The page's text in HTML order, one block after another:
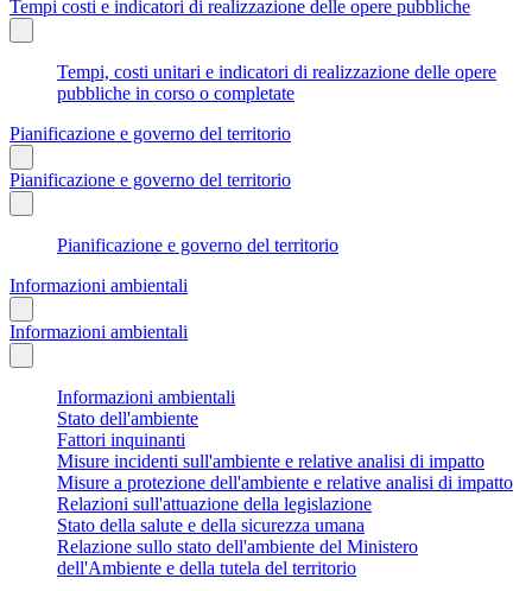
Tempi costi e indicatori di realizzazione delle opere pubbliche
Tempi, costi unitari e indicatori di realizzazione delle opere
pubbliche in corso o completate
Pianificazione e governo del territorio
Pianificazione e governo del territorio
Pianificazione e governo del territorio
Informazioni ambientali
Informazioni ambientali
Informazioni ambientali
Stato dell'ambiente
Fattori inquinanti
Misure incidenti sull'ambiente e relative analisi di impatto
Misure a protezione dell'ambiente e relative analisi di impatto
Relazioni sull'attuazione della legislazione
Stato della salute e della sicurezza umana
Relazione sullo stato dell'ambiente del Ministero
dell'Ambiente e della tutela del territorio